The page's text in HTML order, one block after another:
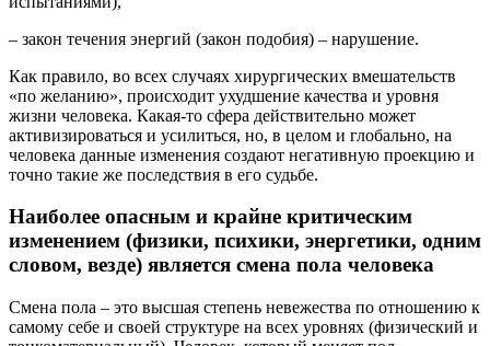
– закон течения энергий (закон подобия) – нарушение.
Как правило, во всех случаях хирургических вмешательств
«по желанию», происходит ухудшение качества и уровня
жизни человека. Какая-то сфера действительно может
активизироваться и усилиться, но, в целом и глобально, на
человека данные изменения создают негативную проекцию и
точно такие же последствия в его судьбе.
Наиболее опасным и крайне критическим
изменением (физики, психики, энергетики, одним
словом, везде) является смена пола человека
Смена пола – это высшая степень невежества по отношению к
самому себе и своей структуре на всех уровнях (физический и